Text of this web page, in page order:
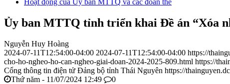
Hoạt động của Uỷ ban MTTQ và các đoàn thể
Ủy ban MTTQ tỉnh triển khai Đề án “Xóa
Nguyễn Huy Hoàng
2024-07-11T12:54:00-04:00 2024-07-11T12:54:00-04:00 https://
cho-ho-ngheo-ho-can-ngheo-giai-doan-2024-2025-809.html https://
Cổng thông tin điện tử Đảng bộ tỉnh Thái Nguyên https://
Thứ năm - 11/07/2024 12:49
0